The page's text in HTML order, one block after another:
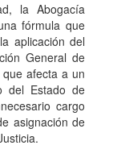
la Abogacía
fórmula que
aplicación del
General de
afecta a un
del Estado de
cargo
asignación de